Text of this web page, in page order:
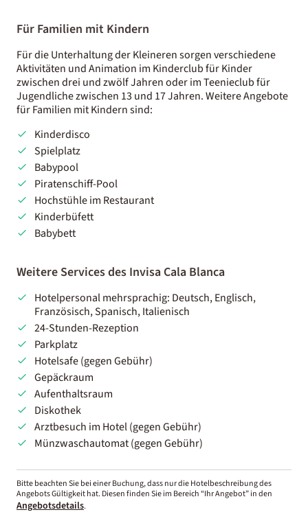
Für Familien mit Kindern
Für die Unterhaltung der Kleineren sorgen verschiedene
Aktivitäten und Animation im Kinderclub für Kinder
zwischen drei und zwölf Jahren oder im Teenieclub für
Jugendliche zwischen 13 und 17 Jahren. Weitere Angebote
für Familien mit Kindern sind:
Kinderdisco
Spielplatz
Babypool
Piratenschiff-Pool
Hochstühle im Restaurant
Kinderbüfett
Babybett
Weitere Services des Invisa Cala Blanca
Hotelpersonal mehrsprachig: Deutsch, Englisch,
Französisch, Spanisch, Italienisch
24-Stunden-Rezeption
Parkplatz
Hotelsafe (gegen Gebühr)
Gepäckraum
Aufenthaltsraum
Diskothek
Arztbesuch im Hotel (gegen Gebühr)
Münzwaschautomat (gegen Gebühr)
Bitte beachten Sie bei einer Buchung, dass nur die Hotelbeschreibung des
Angebots Gültigkeit hat. Diesen finden Sie im Bereich “Ihr Angebot” in den
Angebotsdetails.